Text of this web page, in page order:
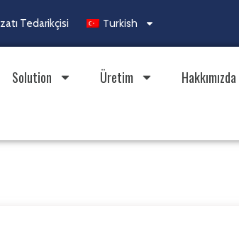
Tedarikçisi Turkish
Solution Üretim Hakkımızda